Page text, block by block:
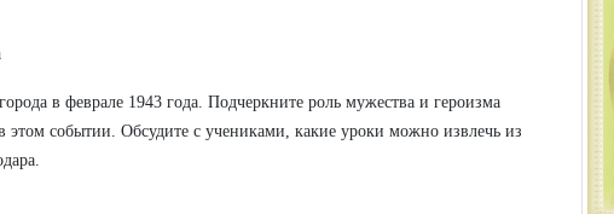
в феврале 1943 года. Подчеркните роль мужества и героизма
этом событии. Обсудите с учениками, какие уроки можно извлечь из